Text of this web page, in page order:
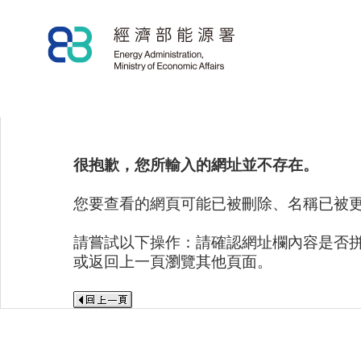
很抱歉，您所輸入的網址並不存在。
您要查看的網頁可能已被刪除、名稱已被
請嘗試以下操作：請確認網址欄內容是否
或返回上一頁瀏覽其他頁面。